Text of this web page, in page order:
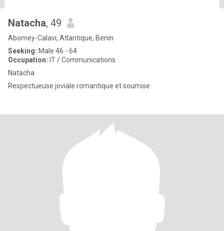
Natacha, 49
Abomey-Calavi, Atlantique, Benin
Seeking: Male 46 - 64
Occupation: IT / Communications
Natacha
Respectueuse joviale romantique et soumise